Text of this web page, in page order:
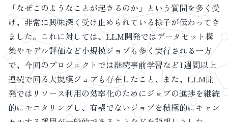
「なぜこのようなことが起きるのか」という質問を多く受
け、非常に興味深く受け止められている様子が伝わってき
ました。これに対しては、LLM開発ではデータセット構
築やモデル評価など小規模ジョブも多く実行される一方
で、今回のプロジェクトでは継続事前学習など1週間以上
連続で回る大規模ジョブも存在したこと、また、LLM開
発ではリソース利用の効率化のためにジョブの進捗を継続
的にモニタリングし、有望でないジョブを積極的にキャン